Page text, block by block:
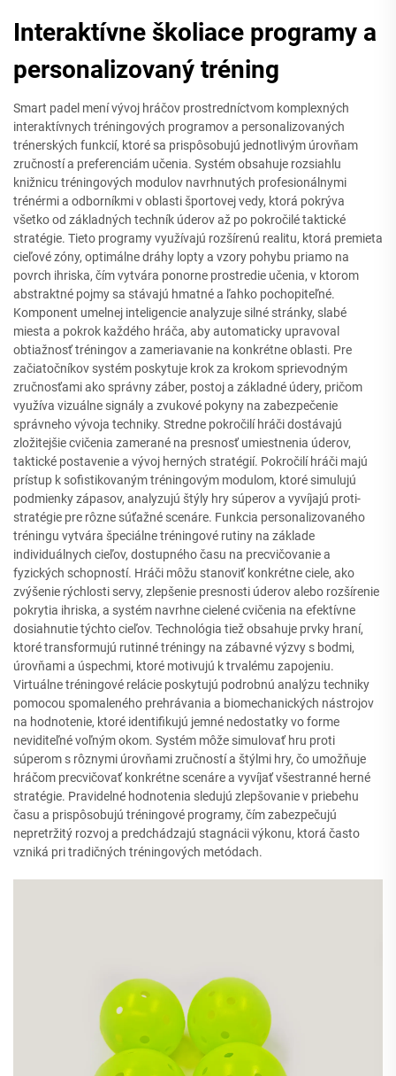
Interaktívne školiace programy a
personalizovaný tréning
Smart padel mení vývoj hráčov prostredníctvom komplexných
interaktívnych tréningových programov a personalizovaných
trénerských funkcií, ktoré sa prispôsobujú jednotlivým úrovňam
zručností a preferenciám učenia. Systém obsahuje rozsiahlu
knižnicu tréningových modulov navrhnutých profesionálnymi
trénérmi a odborníkmi v oblasti športovej vedy, ktorá pokrýva
všetko od základných techník úderov až po pokročilé taktické
stratégie. Tieto programy využívajú rozšírenú realitu, ktorá premieta
cieľové zóny, optimálne dráhy lopty a vzory pohybu priamo na
povrch ihriska, čím vytvára ponorne prostredie učenia, v ktorom
abstraktné pojmy sa stávajú hmatné a ľahko pochopiteľné.
Komponent umelnej inteligencie analyzuje silné stránky, slabé
miesta a pokrok každého hráča, aby automaticky upravoval
obtiažnosť tréningov a zameriavanie na konkrétne oblasti. Pre
začiatočníkov systém poskytuje krok za krokom sprievodným
zručnosťami ako správny záber, postoj a základné údery, pričom
využíva vizuálne signály a zvukové pokyny na zabezpečenie
správneho vývoja techniky. Stredne pokročilí hráči dostávajú
zložitejšie cvičenia zamerané na presnosť umiestnenia úderov,
taktické postavenie a vývoj herných stratégií. Pokročilí hráči majú
prístup k sofistikovaným tréningovým modulom, ktoré simulujú
podmienky zápasov, analyzujú štýly hry súperov a vyvíjajú proti-
stratégie pre rôzne súťažné scenáre. Funkcia personalizovaného
tréningu vytvára špeciálne tréningové rutiny na základe
individuálnych cieľov, dostupného času na precvičovanie a
fyzických schopností. Hráči môžu stanoviť konkrétne ciele, ako
zvýšenie rýchlosti servy, zlepšenie presnosti úderov alebo rozšírenie
pokrytia ihriska, a systém navrhne cielené cvičenia na efektívne
dosiahnutie týchto cieľov. Technológia tiež obsahuje prvky hraní,
ktoré transformujú rutinné tréningy na zábavné výzvy s bodmi,
úrovňami a úspechmi, ktoré motivujú k trvalému zapojeniu.
Virtuálne tréningové relácie poskytujú podrobnú analýzu techniky
pomocou spomaleného prehrávania a biomechanických nástrojov
na hodnotenie, ktoré identifikujú jemné nedostatky vo forme
neviditeľné voľným okom. Systém môže simulovať hru proti
súperom s rôznymi úrovňami zručností a štýlmi hry, čo umožňuje
hráčom precvičovať konkrétne scenáre a vyvíjať všestranné herné
stratégie. Pravidelné hodnotenia sledujú zlepšovanie v priebehu
času a prispôsobujú tréningové programy, čím zabezpečujú
nepretržitý rozvoj a predchádzajú stagnácii výkonu, ktorá často
vzniká pri tradičných tréningových metódach.